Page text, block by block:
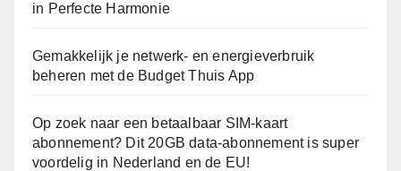
in Perfecte Harmonie
Gemakkelijk je netwerk- en energieverbruik
beheren met de Budget Thuis App
Op zoek naar een betaalbaar SIM-kaart
abonnement? Dit 20GB data-abonnement is super
voordelig in Nederland en de EU!